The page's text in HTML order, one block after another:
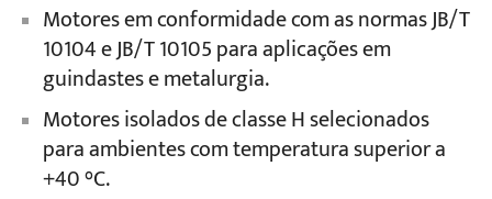
Motores em conformidade com as normas JB/T
10104 e JB/T 10105 para aplicações em
guindastes e metalurgia.
Motores isolados de classe H selecionados
para ambientes com temperatura superior a
+40 °C.